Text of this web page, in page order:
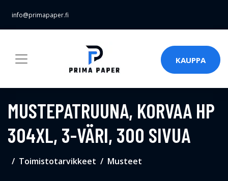
info@primapaper.fi
KAUPPA
MUSTEPATRUUNA, KORVAA HP
304XL, 3-VÄRI, 300 SIVUA
Toimistotarvikkeet Musteet